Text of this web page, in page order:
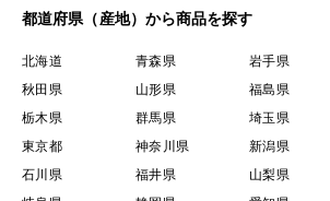
都道府県（産地）から商品を探す
北海道 青森県 岩手県
秋田県
山形県 福島県
栃木県
群馬県 埼玉県
東京都
神奈川県 新潟県
石川県
福井県 山梨県